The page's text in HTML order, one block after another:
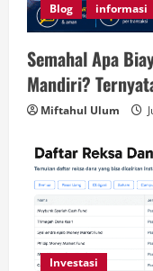
Blog informasi
Semahal Apa
Mandiri?
Miftahul Ulum
Investasi